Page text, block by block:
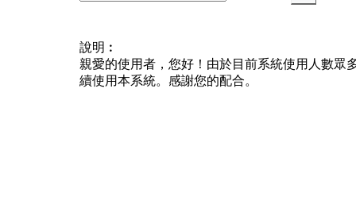
說明︰
親愛的使用者，您好！由於目前系統使用人數眾
續使用本系統。感謝您的配合。